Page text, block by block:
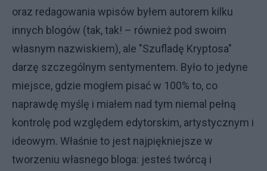
oraz redagowania wpisów byłem autorem kilku
innych blogów (tak, tak! – również pod swoim
własnym nazwiskiem), ale "Szufladę Kryptosa"
darzę szczególnym sentymentem. Było to jedyne
miejsce, gdzie mogłem pisać w 100% to, co
naprawdę myślę i miałem nad tym niemal pełną
kontrolę pod względem edytorskim, artystycznym i
ideowym. Właśnie to jest najpiękniejsze w
tworzeniu własnego bloga: jesteś twórcą i